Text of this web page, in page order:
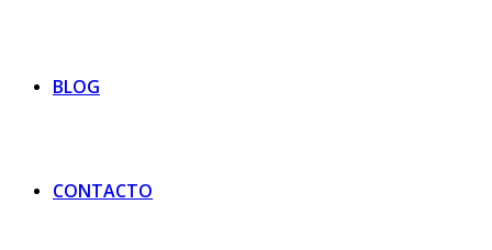
BLOG
CONTACTO